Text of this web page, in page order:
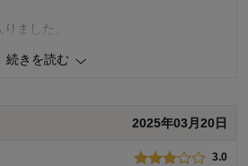
ました。
参考になった
続きを読む
2025年03月20日
3.0